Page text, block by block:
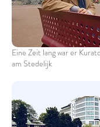
Eine Zeit lang war er
am Stedelijk